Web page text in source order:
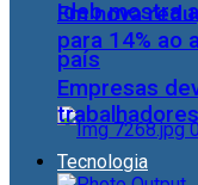
Ideb mostra
país
Em nova
para 14% ao
Empresas
Tecnologia